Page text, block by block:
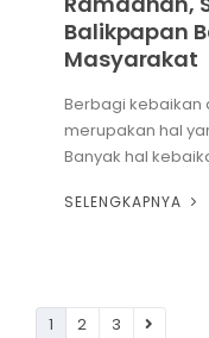
Balikpapan
Masyarakat
Berbagi kebaikan
merupakan hal
Banyak hal
SELENGKAPNYA
1 2 3